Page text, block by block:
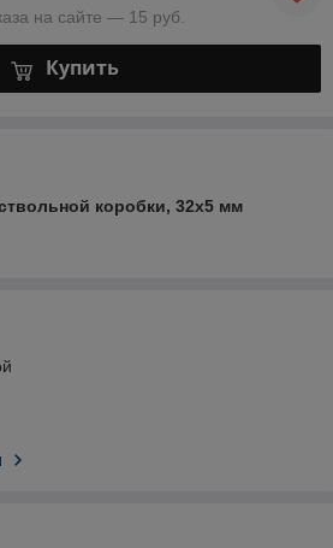
на сайте — 15 руб.
Купить
коробки, 32х5 мм